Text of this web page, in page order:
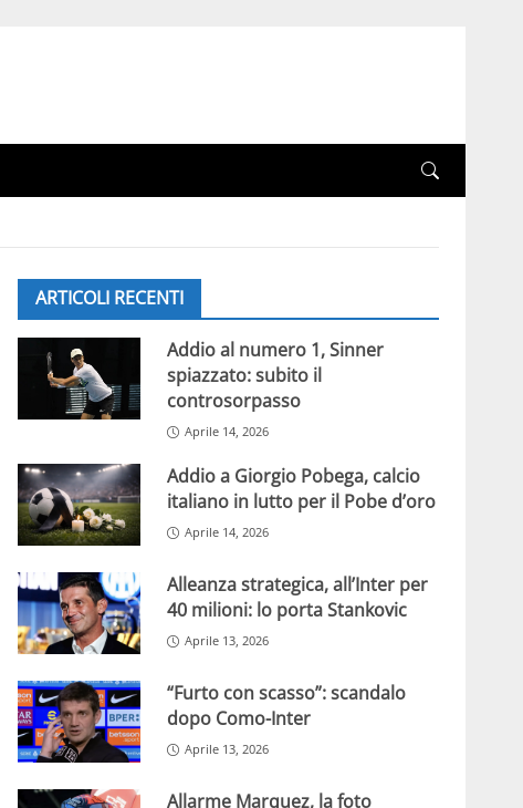
ARTICOLI RECENTI
Addio al numero 1, Sinner
spiazzato: subito il
controsorpasso
Aprile 14, 2026
Addio a Giorgio Pobega, calcio
italiano in lutto per il Pobe d’oro
Aprile 14, 2026
Alleanza strategica, all’Inter per
40 milioni: lo porta Stankovic
Aprile 13, 2026
“Furto con scasso”: scandalo
dopo Como-Inter
Aprile 13, 2026
Allarme Marquez, la foto